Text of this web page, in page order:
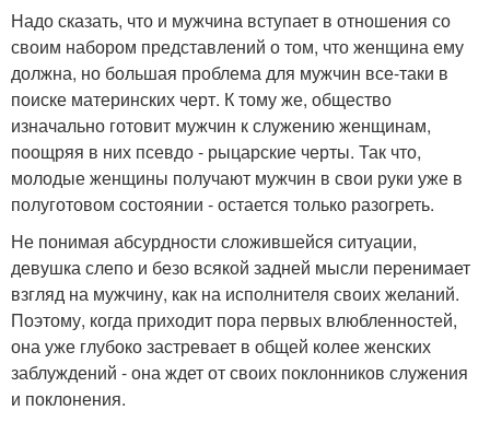
Надо сказать, что и мужчина вступает в отношения со
своим набором представлений о том, что женщина ему
должна, но большая проблема для мужчин все-таки в
поиске материнских черт. К тому же, общество
изначально готовит мужчин к служению женщинам,
поощряя в них псевдо - рыцарские черты. Так что,
молодые женщины получают мужчин в свои руки уже в
полуготовом состоянии - остается только разогреть.
Не понимая абсурдности сложившейся ситуации,
девушка слепо и безо всякой задней мысли перенимает
взгляд на мужчину, как на исполнителя своих желаний.
Поэтому, когда приходит пора первых влюбленностей,
она уже глубоко застревает в общей колее женских
заблуждений - она ждет от своих поклонников служения
и поклонения.